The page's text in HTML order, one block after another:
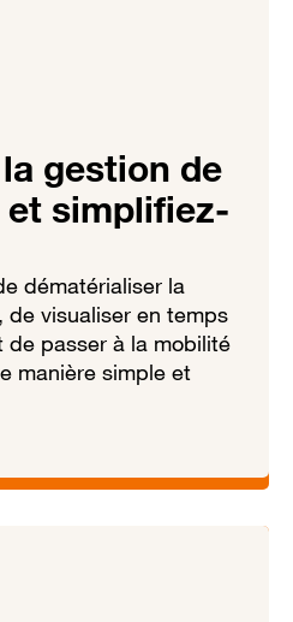
gestion de
simplifiez-
dématérialiser la
visualiser en temps
de passer à la mobilité
manière simple et